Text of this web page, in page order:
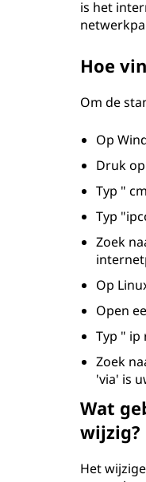
is het
Hoe
Om de
Op
Druk
Typ "
Typ
Zoek
Op
Open
Typ " ip
Zoek
'via' is
Wat
wijzig?
Het